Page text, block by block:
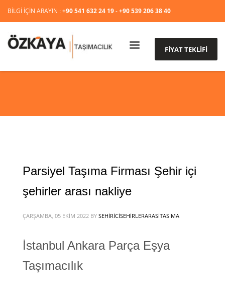
BİLGİ İÇİN ARAYIN :+90 541 632 24 19-+90 539 206 38 40
FİYAT TEKLİFİ
Parsiyel Taşıma Firması Şehir içi
şehirler arası nakliye
ÇARŞAMBA, 05 EKIM 2022 BY SEHIRICISEHIRLERARASITASIMA
İstanbul Ankara Parça Eşya
Taşımacılık